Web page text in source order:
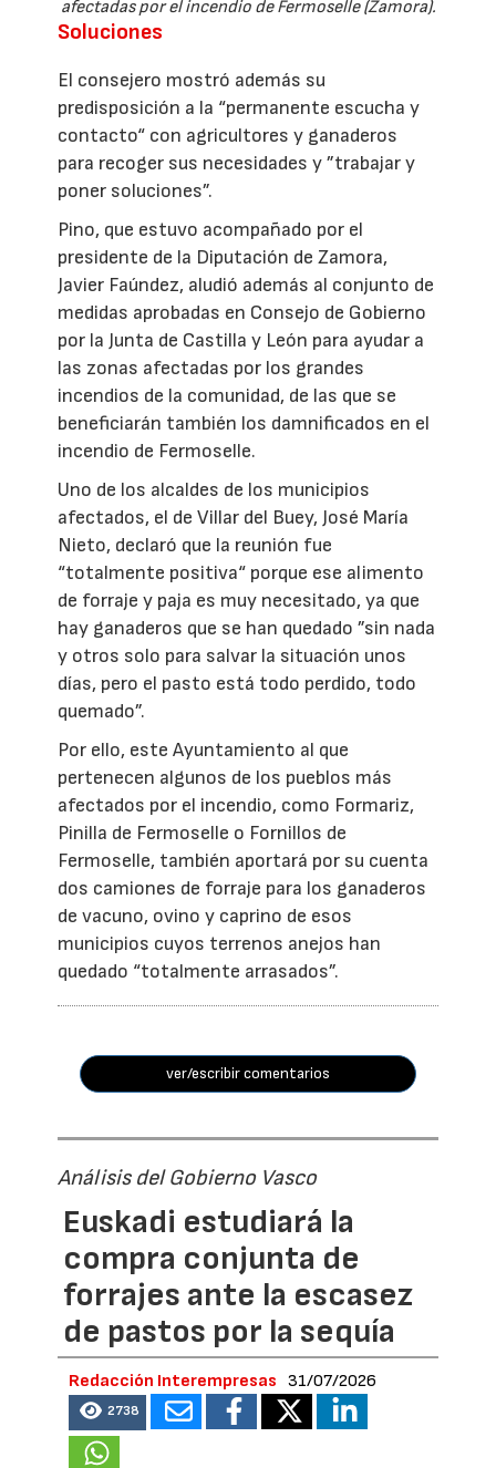
afectadas por el incendio de Fermoselle (Zamora).
Soluciones
El consejero mostró además su
predisposición a la “permanente escucha y
contacto“ con agricultores y ganaderos
para recoger sus necesidades y ”trabajar y
poner soluciones”.
Pino, que estuvo acompañado por el
presidente de la Diputación de Zamora,
Javier Faúndez, aludió además al conjunto de
medidas aprobadas en Consejo de Gobierno
por la Junta de Castilla y León para ayudar a
las zonas afectadas por los grandes
incendios de la comunidad, de las que se
beneficiarán también los damnificados en el
incendio de Fermoselle.
Uno de los alcaldes de los municipios
afectados, el de Villar del Buey, José María
Nieto, declaró que la reunión fue
“totalmente positiva“ porque ese alimento
de forraje y paja es muy necesitado, ya que
hay ganaderos que se han quedado ”sin nada
y otros solo para salvar la situación unos
días, pero el pasto está todo perdido, todo
quemado”.
Por ello, este Ayuntamiento al que
pertenecen algunos de los pueblos más
afectados por el incendio, como Formariz,
Pinilla de Fermoselle o Fornillos de
Fermoselle, también aportará por su cuenta
dos camiones de forraje para los ganaderos
de vacuno, ovino y caprino de esos
municipios cuyos terrenos anejos han
quedado “totalmente arrasados”.
ver/escribir comentarios
Análisis del Gobierno Vasco
Euskadi estudiará la
compra conjunta de
forrajes ante la escasez
de pastos por la sequía
Redacción Interempresas 31/07/2026
2738